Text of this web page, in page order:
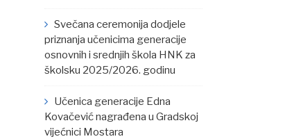
Svečana ceremonija dodjele
priznanja učenicima generacije
osnovnih i srednjih škola HNK za
školsku 2025/2026. godinu
Učenica generacije Edna
Kovačević nagrađena u Gradskoj
vijećnici Mostara